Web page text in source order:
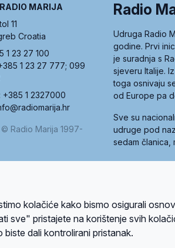
MARIJA
11
Croatia
1 23 27 100
1 23 27 777; 099
+385 1 2327000
Radio Marija 1997-
Radio
Udruga Radio
godine. Prvi
je suradnja s
sjeveru Italije.
toga osnivaju
od Europe pa
Sve su
udruge pod
sedam članica,
reCAPTCHA sustavom
kolačiće kako bismo osigurali
sve" pristajete na korištenje svih
biste dali kontrolirani pristanak.